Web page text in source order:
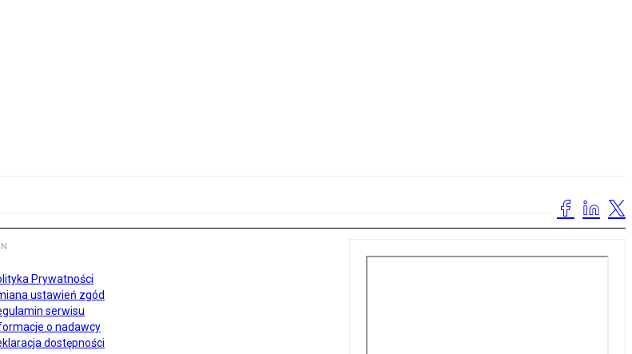
Prywatności
ustawień zgód
serwisu
o nadawcy
dostępności